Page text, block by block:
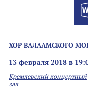
ХОР ВАЛААМСКОГО
13 февраля 2018 в
Кремлевский концертный
зал